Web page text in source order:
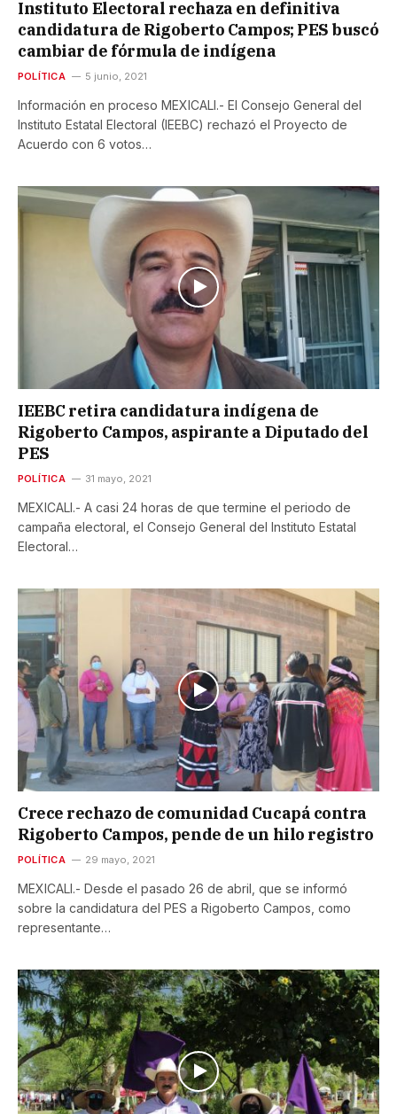
Instituto Electoral rechaza en definitiva
candidatura de Rigoberto Campos; PES buscó
cambiar de fórmula de indígena
POLÍTICA 5 junio, 2021
Información en proceso MEXICALI.- El Consejo General del
Instituto Estatal Electoral (IEEBC) rechazó el Proyecto de
Acuerdo con 6 votos…
IEEBC retira candidatura indígena de
Rigoberto Campos, aspirante a Diputado del
PES
POLÍTICA 31 mayo, 2021
MEXICALI.- A casi 24 horas de que termine el periodo de
campaña electoral, el Consejo General del Instituto Estatal
Electoral…
Crece rechazo de comunidad Cucapá contra
Rigoberto Campos, pende de un hilo registro
POLÍTICA 29 mayo, 2021
MEXICALI.- Desde el pasado 26 de abril, que se informó
sobre la candidatura del PES a Rigoberto Campos, como
representante…